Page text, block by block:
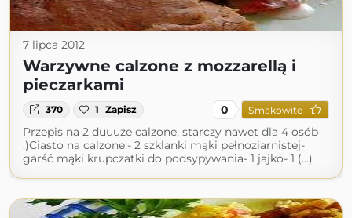
7 lipca 2012
Warzywne calzone z mozzarellą i
pieczarkami
370 1 Zapisz 0 Smakowite
Przepis na 2 duuuże calzone, starczy nawet dla 4 osób
:)Ciasto na calzone:- 2 szklanki mąki pełnoziarnistej-
garść mąki krupczatki do podsypywania- 1 jajko- 1 (...)